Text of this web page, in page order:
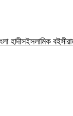
হাদীসইসলামিক বই